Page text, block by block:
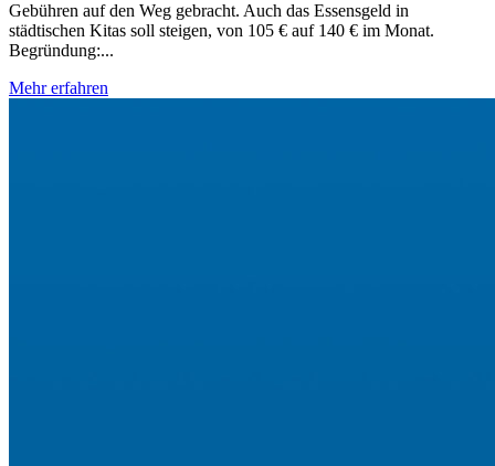
Gebühren auf den Weg gebracht. Auch das Essensgeld in
städtischen Kitas soll steigen, von 105 € auf 140 € im Monat.
Begründung:...
Mehr erfahren